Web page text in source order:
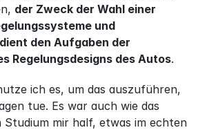
der Zweck der Wahl einer
und
den Aufgaben der
Regelungsdesigns des Autos.
ich es, um das auszuführen,
tue. Es war auch wie das
Studium mir half, etwas im echten